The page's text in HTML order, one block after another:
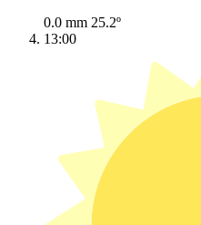
0.0 mm 25.2º
13:00